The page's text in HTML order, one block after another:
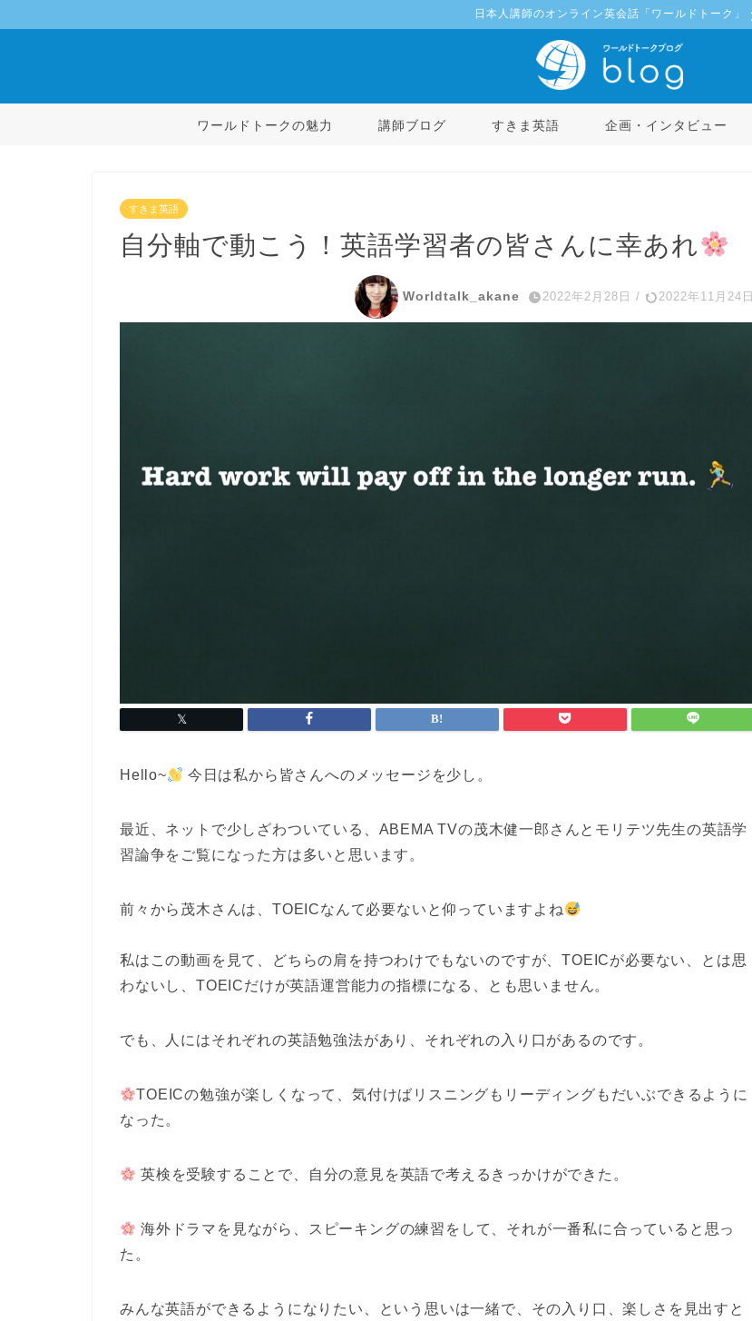
日本人講師のオンライン英会話「ワールドトーク」
ワールドトークの魅力 講師ブログ すきま英語 企画・インタビュー
すきま英語
自分軸で動こう！英語学習者の皆さんに幸あれ
Worldtalk_akane 2022年2月28日 / 2022年11月24日
Hello~ 今日は私から皆さんへのメッセージを少し。
最近、ネットで少しざわついている、ABEMA TVの茂木健一郎さんとモリテツ先生の英語学
習論争をご覧になった方は多いと思います。
前々から茂木さんは、TOEICなんて必要ないと仰っていますよね
私はこの動画を見て、どちらの肩を持つわけでもないのですが、TOEICが必要ない、とは思
わないし、TOEICだけが英語運営能力の指標になる、とも思いません。
でも、人にはそれぞれの英語勉強法があり、それぞれの入り口があるのです。
TOEICの勉強が楽しくなって、気付けばリスニングもリーディングもだいぶできるように
なった。
英検を受験することで、自分の意見を英語で考えるきっかけができた。
海外ドラマを見ながら、スピーキングの練習をして、それが一番私に合っていると思っ
た。
みんな英語ができるようになりたい、という思いは一緒で、その入り口、楽しさを見出すと